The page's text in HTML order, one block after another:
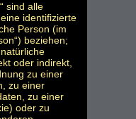
sind alle
identifizierte
Person (im
beziehen;
oder indirekt,
zu einer
zu einer
zu einer
oder zu